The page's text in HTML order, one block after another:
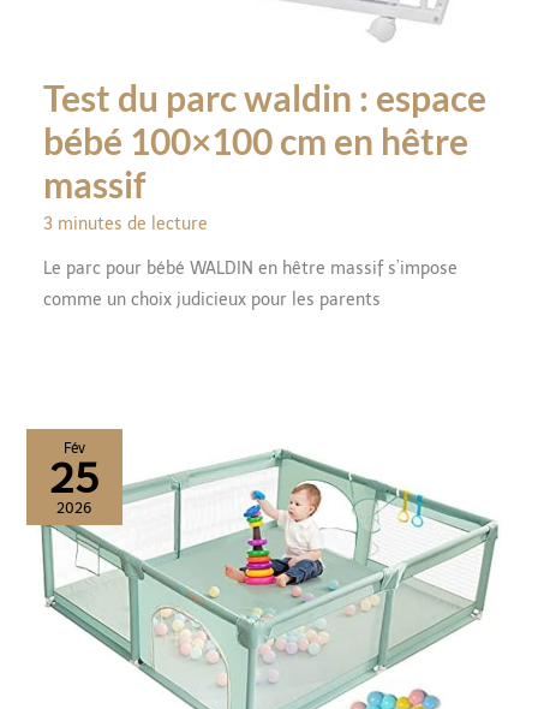
Test du parc waldin : espace
bébé 100×100 cm en hêtre
massif
3 minutes de lecture
Le parc pour bébé WALDIN en hêtre massif s’impose
comme un choix judicieux pour les parents
Fév
25
2026